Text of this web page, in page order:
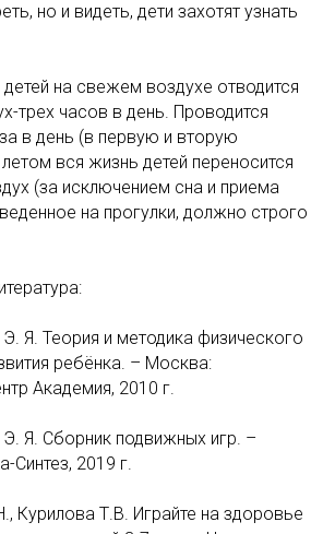
но и видеть, дети захотят узнать
на свежем воздухе отводится
трех часов в день. Проводится
в день (в первую и вторую
вся жизнь детей переносится
(за исключением сна и приема
на прогулки, должно строго
Я. Теория и методика физического
ребёнка. – Москва:
Академия, 2010 г.
Э. Я. Сборник подвижных игр. –
Синтез, 2019 г.
Курилова Т.В. Играйте на здоровье